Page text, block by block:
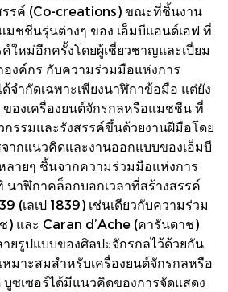
รรค์ (Co-creations) ขณะที่ชิ้นงาน
ชชีนรุ่นต่างๆ ของ เอ็มบีแอนด์เอฟ ที่
ใหม่อีกครั้งโดยผู้เชี่ยวชาญและเปี่ยม
งค์กร กับความร่วมมือแห่งการ
จำกัดเฉพาะเพียงนาฬิกาข้อมือ แต่ยัง
ของเครื่องยนต์จักรกลหรือแมชชีน ที่
รรมและรังสรรค์ขึ้นด้วยงานฝีมือโดย
ากแนวคิดและงานออกแบบของเอ็มบี
ลายๆ ชิ้นจากความร่วมมือแห่งการ
นาฬิกาคล็อกบอกเวลาที่สร้างสรรค์
(เลเป 1839) เช่นเดียวกับความร่วม
) และ Caran d’Ache (คารันดาช)
ยรูปแบบของศิลปะจักรกลไว้ด้วยกัน
มาะสมสำหรับเครื่องยนต์จักรกลหรือ
ซเซอร์ได้มีแนวคิดของการจัดแสดง